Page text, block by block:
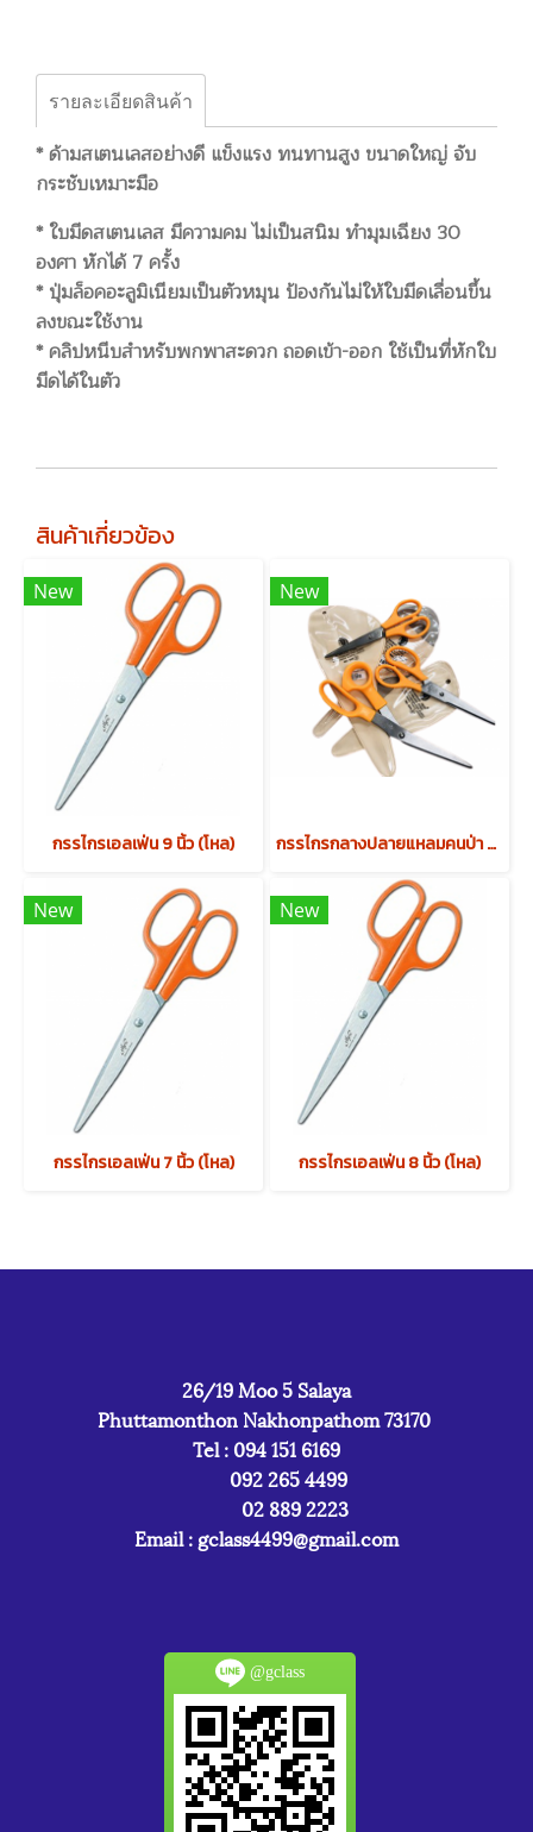
รายละเอียดสินค้า
* ด้ามสเตนเลสอย่างดี แข็งแรง ทนทานสูง ขนาดใหญ่ จับ
กระชับเหมาะมือ
* ใบมีดสเตนเลส มีความคม ไม่เป็นสนิม ทำมุมเฉียง 30
องศา หักได้ 7 ครั้ง
* ปุ่มล็อคอะลูมิเนียมเป็นตัวหมุน ป้องกันไม่ให้ใบมีดเลื่อนขึ้น
ลงขณะใช้งาน
* คลิปหนีบสำหรับพกพาสะดวก ถอดเข้า-ออก ใช้เป็นที่หักใบ
มีดได้ในตัว
สินค้าเกี่ยวข้อง
New
กรรไกรเอลเฟ่น 9 นิ้ว (โหล)
New
กรรไกรกลางปลายแหลมคนป่า 04A 7.5 นิ้ว (โหล)
New
กรรไกรเอลเฟ่น 7 นิ้ว (โหล)
New
กรรไกรเอลเฟ่น 8 นิ้ว (โหล)
26/19 Moo 5 Salaya
Phuttamonthon Nakhonpathom 73170
Tel : 094 151 6169
092 265 4499
02 889 2223
Email : gclass4499@gmail.com
@gclass